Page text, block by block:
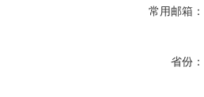
常用邮箱：
省份：